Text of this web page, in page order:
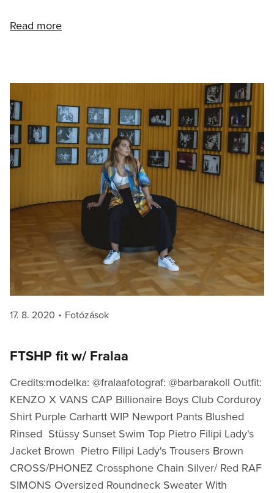
Read more
Posted
17. 8. 2020 Categories
Fotózások
FTSHP fit w/ Fralaa
Credits:modelka: @fralaafotograf: @barbarakoll Outfit:
KENZO X VANS CAP Billionaire Boys Club Corduroy
Shirt Purple Carhartt WIP Newport Pants Blushed
Rinsed Stüssy Sunset Swim Top Pietro Filipi Lady's
Jacket Brown Pietro Filipi Lady's Trousers Brown
CROSS/PHONEZ Crossphone Chain Silver/ Red RAF
SIMONS Oversized Roundneck Sweater With